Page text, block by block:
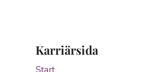
Karriärsida
Start